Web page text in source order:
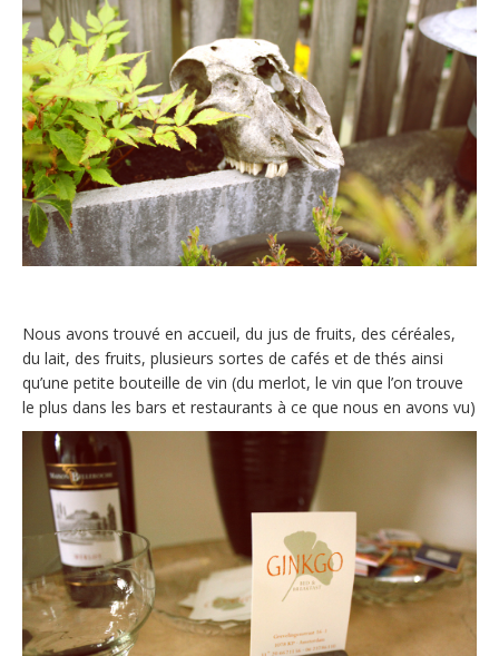
Nous avons trouvé en accueil, du jus de fruits, des céréales,
du lait, des fruits, plusieurs sortes de cafés et de thés ainsi
qu’une petite bouteille de vin (du merlot, le vin que l’on trouve
le plus dans les bars et restaurants à ce que nous en avons vu)